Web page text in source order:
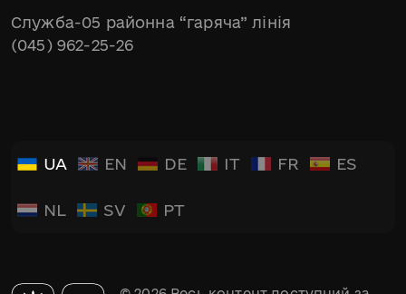
Служба-05 районна “гаряча” лінія
(045) 962-25-26
UA EN DE IT FR ES
NL SV PT